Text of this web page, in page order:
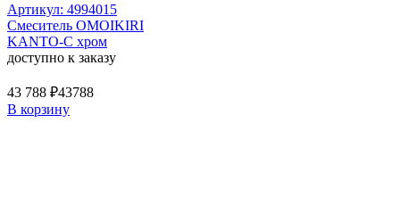
Артикул: 4994015
Смеситель OMOIKIRI
KANTO-C хром
доступно к заказу
43 788 ₽43788
В корзину